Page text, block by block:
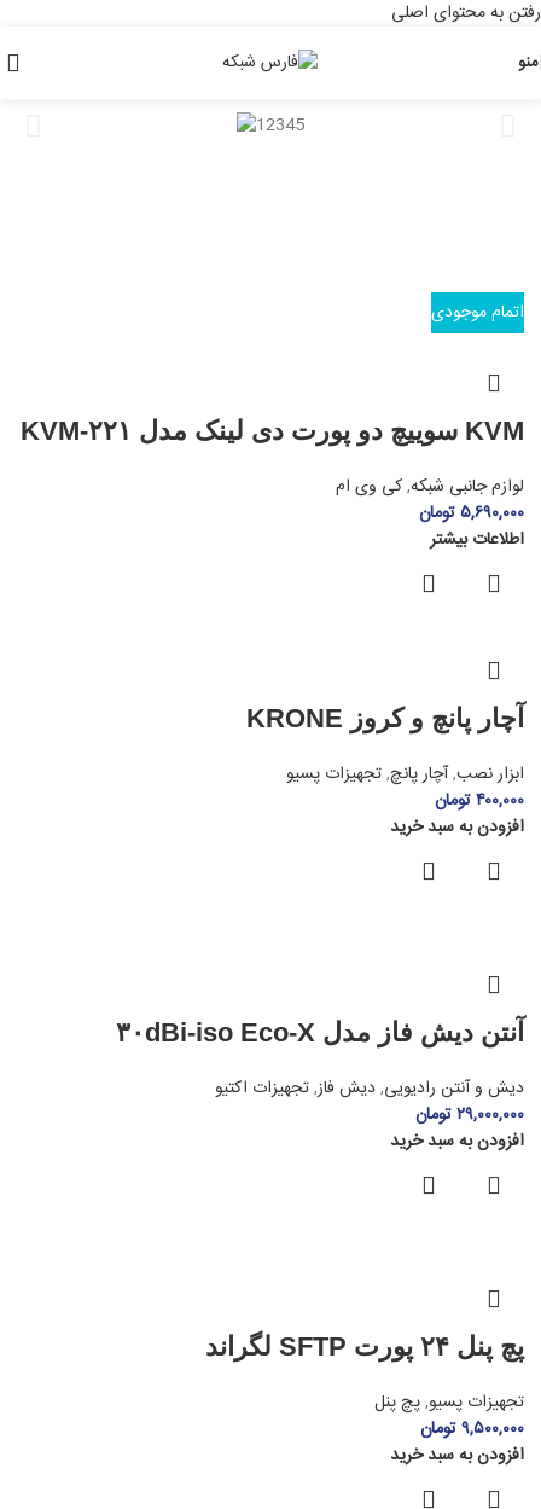
رفتن به محتوای اصلی
منو
اتمام موجودی
KVM سوییچ دو پورت دی لینک مدل KVM-۲۲۱
لوازم جانبی شبکه,کی وی ام
۵,۶۹۰,۰۰۰تومان
اطلاعات بیشتر
آچار پانچ و کروز KRONE
ابزار نصب,آچار پانچ,تجهیزات پسیو
۴۰۰,۰۰۰تومان
افزودن به سبد خرید
آنتن دیش فاز مدل ۳۰dBi-iso Eco-X
دیش و آنتن رادیویی,دیش فاز,تجهیزات اکتیو
۲۹,۰۰۰,۰۰۰تومان
افزودن به سبد خرید
پچ پنل ۲۴ پورت SFTP لگراند
تجهیزات پسیو,پچ پنل
۹,۵۰۰,۰۰۰تومان
افزودن به سبد خرید